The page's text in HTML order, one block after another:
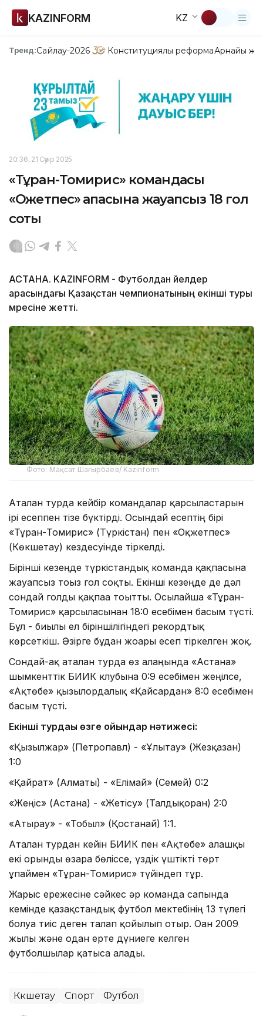
KAZINFORM KZ
Тренд:Сайлау-2026 Конституциялық реформаАрнайы
20:36, 21 Сәуір 2025
«Тұран-Томирис» командасы
«Оқжетпес» қақпасына жауапсыз 18 гол
соқты
АСТАНА. KAZINFORM - Футболдан әйелдер
арасындағы Қазақстан чемпионатының екінші туры
мәресіне жетті.
Фото: Мақсат Шағырбаев/ Kazinform
Аталған турда кейбір командалар қарсыластарын
ірі есеппен тізе бүктірді. Осындай есептің бірі
«Тұран-Томирис» (Түркістан) пен «Оқжетпес»
(Көкшетау) кездесуінде тіркелді.
Бірінші кезеңде түркістандық команда қақпасына
жауапсыз тоғыз гол соқты. Екінші кезеңде де дәл
сондай голды қақпаға тоғытты. Осылайша «Тұран-
Томирис» қарсыласынан 18:0 есебімен басым түсті.
Бұл - биылғы ел біріншілігіндегі рекордтық
көрсеткіш. Әзірге бұдан жоғары есеп тіркелген жоқ.
Сондай-ақ аталған турда өз алаңында «Астана»
шымкенттік БИИК клубына 0:9 есебімен жеңілсе,
«Ақтөбе» қызылордалық «Қайсардан» 8:0 есебімен
басым түсті.
Екінші турдағы өзге ойындар нәтижесі:
«Қызылжар» (Петропавл) - «Ұлытау» (Жезқазған)
1:0
«Қайрат» (Алматы) - «Елімай» (Семей) 0:2
«Жеңіс» (Астана) - «Жетісу» (Талдықорған) 2:0
«Атырау» - «Тобыл» (Қостанай) 1:1.
Аталған турдан кейін БИИК пен «Ақтөбе» алғашқы
екі орынды өзара бөліссе, үздік үштікті төрт
ұпаймен «Тұран-Томирис» түйіндеп тұр.
Жарыс ережесіне сәйкес әр команда сапында
кемінде қазақстандық футбол мектебінің 13 түлегі
болуға тиіс деген талап қойылып отыр. Оған 2009
жылы және одан ерте дүниеге келген
футболшылар қатыса алады.
Көкшетау Спорт Футбол